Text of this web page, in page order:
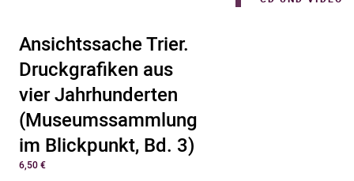
Ansichtssache Trier.
Druckgrafiken aus
vier Jahrhunderten
(Museumssammlung
im Blickpunkt, Bd. 3)
6,50€